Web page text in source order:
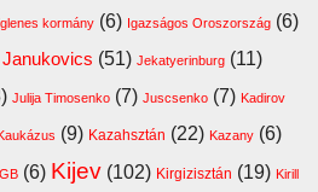
kormány (6) Igazságos Oroszország (6)
Janukovics (51) Jekatyerinburg (11)
Julija Timosenko (7) Juscsenko (7) Kadirov
Kaukázus (9) Kazahsztán (22) Kazany (6)
(6) Kijev (102) Kirgizisztán (19) Kirill